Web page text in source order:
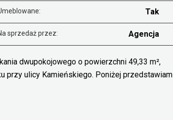
Tak
sprzedaż przez: Agencja
dwupokojowego o powierzchni 49,33 m²,
przy ulicy Kamieńskiego. Poniżej przedstawiam